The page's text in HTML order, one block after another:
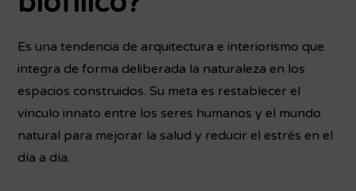
Es una tendencia de arquitectura e interiorismo que
integra de forma deliberada la naturaleza en los
espacios construidos. Su meta es restablecer el
vínculo innato entre los seres humanos y el mundo
natural para mejorar la salud y reducir el estrés en el
día a día.